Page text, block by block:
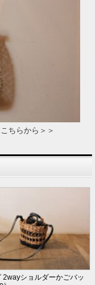
ちらから＞＞
2wayショルダーかごバッ